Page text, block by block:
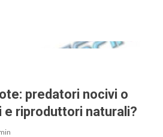
predatori nocivi o
riproduttori naturali?